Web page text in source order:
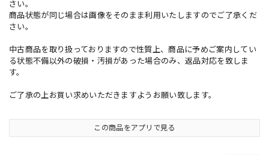
さい。
商品状態が同じ場合は画像をそのまま利用いたしますのでご了承くだ
さい。
中古商品を取り扱っておりますので性質上、商品に予めご案内してい
る状態不備以外の破損・汚損があった場合のみ、返品対応を致しま
す。
ご了承の上お買い求めいただきますようお願い致します。
この商品をアプリで見る